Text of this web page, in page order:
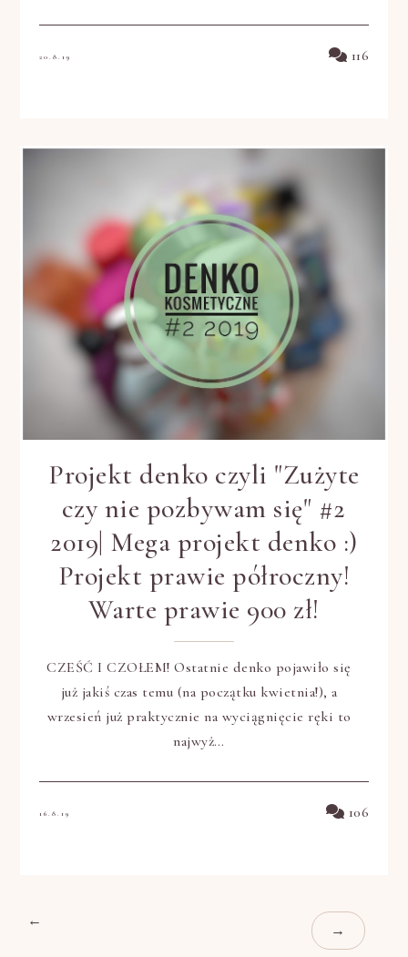
20.8.19 116
Projekt denko czyli "Zużyte
czy nie pozbywam się" #2
2019| Mega projekt denko :)
Projekt prawie półroczny!
Warte prawie 900 zł!
CZEŚĆ I CZOŁEM! Ostatnie denko pojawiło się
już jakiś czas temu (na początku kwietnia!), a
wrzesień już praktycznie na wyciągnięcie ręki to
najwyż…
16.8.19 106
←
→